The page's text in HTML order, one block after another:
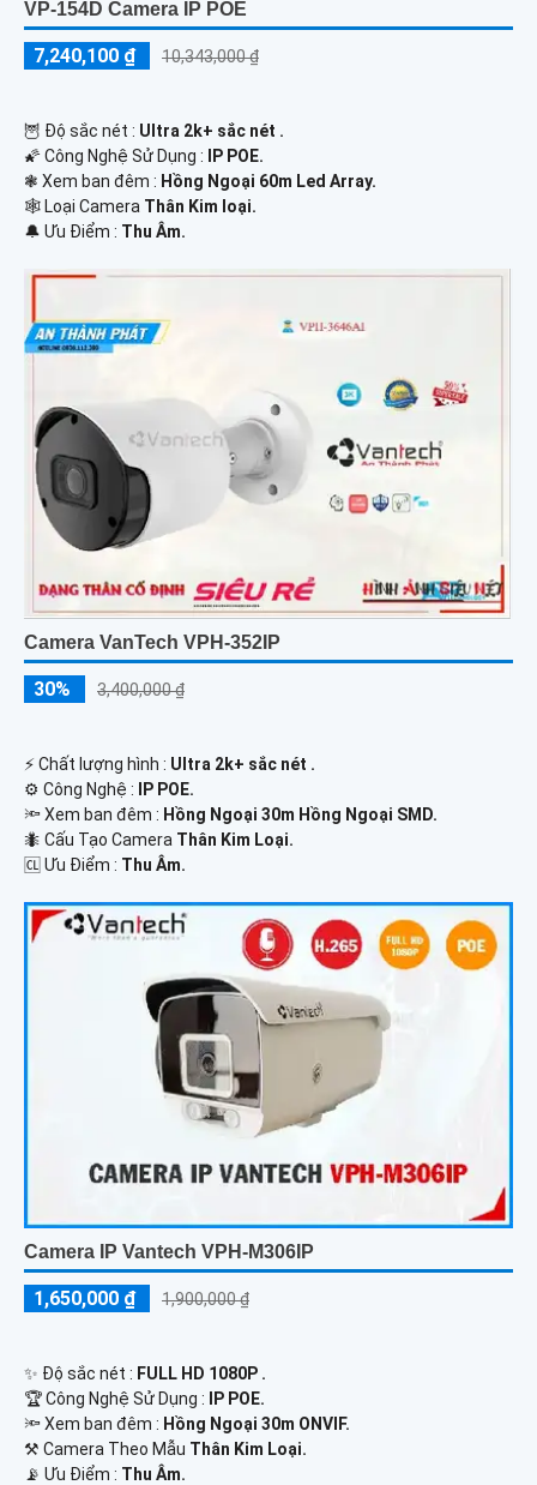
VP-154D Camera IP POE
7,240,100 ₫ 10,343,000 ₫
🦉 Độ sắc nét : Ultra 2k+ sắc nét .
🌠 Công Nghệ Sử Dụng : IP POE.
❃ Xem ban đêm : Hồng Ngoại 60m Led Array.
🕸️ Loại Camera Thân Kim loại.
️🔔 Ưu Điểm : Thu Âm.
Camera VanTech VPH-352IP
30% 3,400,000 ₫
️⚡ Chất lượng hình : Ultra 2k+ sắc nét .
⚙ Công Nghệ :
IP POE.
🔦 Xem ban đêm : Hồng Ngoại 30m Hồng Ngoại SMD.
🐜 Cấu Tạo Camera Thân Kim Loại.
️🆑 Ưu Điểm : Thu Âm.
Camera IP Vantech VPH-M306IP
1,650,000 ₫ 1,900,000 ₫
✨ Độ sắc nét : FULL HD 1080P .
🏆 Công Nghệ Sử Dụng : IP POE.
🔦 Xem ban đêm : Hồng Ngoại 30m ONVIF.
⚒ Camera Theo Mẫu Thân Kim Loại.
️📡 Ưu Điểm : Thu Âm.